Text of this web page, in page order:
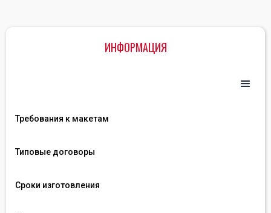
ИНФОРМАЦИЯ
Требования к макетам
Типовые договоры
Сроки изготовления